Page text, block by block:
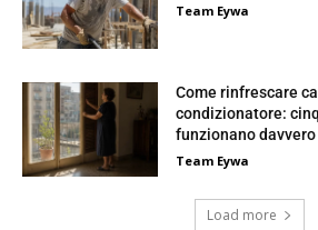
Team Eywa
Come rinfrescare
condizionatore:
funzionano davvero
Team Eywa
Load more